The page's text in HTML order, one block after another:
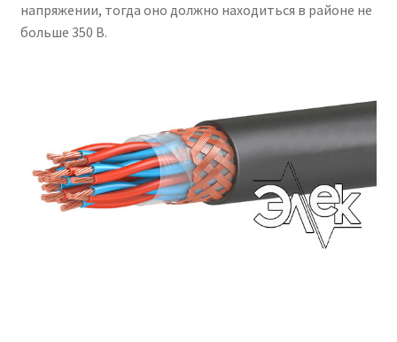
напряжении, тогда оно должно находиться в районе не
больше 350 В.